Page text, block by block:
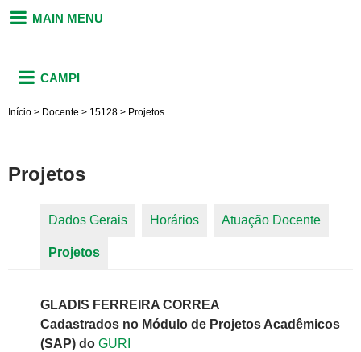
MAIN MENU
CAMPI
Início > Docente > 15128 > Projetos
Projetos
Dados Gerais Horários Atuação Docente
Projetos
GLADIS FERREIRA CORREA
Cadastrados no Módulo de Projetos Acadêmicos
(SAP) do GURI